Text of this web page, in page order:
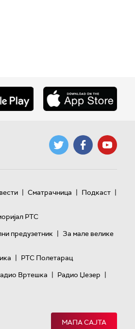
| Сматрачница | Подкаст |
РТС
предузетник | За мале велике
| РТС Полетарац
Вртешка | Радио Џезер |
МАПА САЈТА